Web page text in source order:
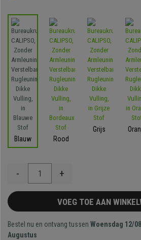
Blauw Rood
Grijs
- +
VOEG TOE AAN
Bestel nu en ontvang tussen Woensdag 12/
Augustus